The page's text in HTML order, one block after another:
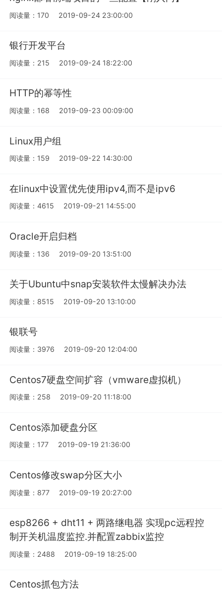
阅读量：170 2019-09-24 23:00:00
银行开发平台
阅读量：215 2019-09-24 18:22:00
HTTP的幂等性
阅读量：168 2019-09-23 00:09:00
Linux用户组
阅读量：159 2019-09-22 14:30:00
在linux中设置优先使用ipv4,而不是ipv6
阅读量：4615 2019-09-21 14:55:00
Oracle开启归档
阅读量：136 2019-09-20 13:51:00
关于Ubuntu中snap安装软件太慢解决办法
阅读量：8515 2019-09-20 13:10:00
银联号
阅读量：3976 2019-09-20 12:04:00
Centos7硬盘空间扩容（vmware虚拟机）
阅读量：258 2019-09-20 11:18:00
Centos添加硬盘分区
阅读量：177 2019-09-19 21:36:00
Centos修改swap分区大小
阅读量：877 2019-09-19 20:27:00
esp8266 + dht11 + 两路继电器 实现pc远程控
制开关机温度监控.并配置zabbix监控
阅读量：2488 2019-09-19 18:25:00
Centos抓包方法